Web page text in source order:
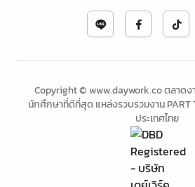
Copyright © www.daywork.co ตลาดง
นักศึกษาที่ดีที่สุด แหล่งรวบรวมงาน PART
ประเทศไทย